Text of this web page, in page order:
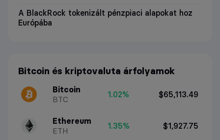
A BlackRock tokenizált pénzpiaci alapokat hoz
Európába
Bitcoin és kriptovaluta árfolyamok
Bitcoin
BTC
1.02% $65,113.49
Ethereum
ETH
1.35% $1,927.75